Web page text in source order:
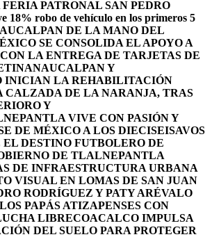
PATRONAL SAN PEDRO
18% robo de vehículo en los primeros 5
DE LA MANO DEL
SE CONSOLIDA EL APOYO A
LA ENTREGA DE TARJETAS DE
NAUCALPAN Y
INICIAN LA REHABILITACIÓN
CALZADA DE LA NARANJA, TRAS
Y
VIVE CON PASIÓN Y
DE MÉXICO A LOS DIECISEISAVOS
DESTINO FUTBOLERO DE
DE TLALNEPANTLA
DE INFRAESTRUCTURA URBANA
VISUAL EN LOMAS DE SAN JUAN
RODRÍGUEZ Y PATY ARÉVALO
PAPÁS ATIZAPENSES CON
LIBRECOACALCO IMPULSA
DEL SUELO PARA PROTEGER